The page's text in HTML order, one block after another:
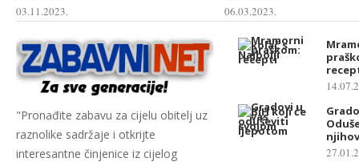
03.11.2023. 06.03.2023.
"Pronađite zabavu za cijelu obitelj uz
raznolike sadržaje i otkrijte
interesantne činjenice iz cijelog